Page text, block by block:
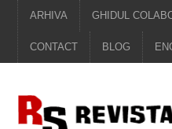
ARHIVA GHIDUL
CONTACT BLOG